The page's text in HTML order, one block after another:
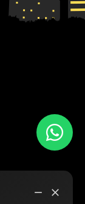
remove close